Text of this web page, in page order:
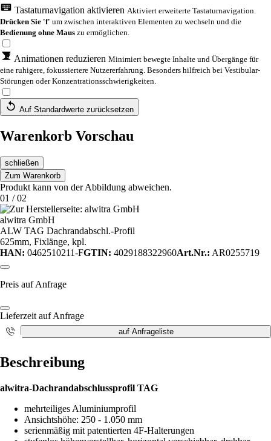
Tastaturnavigation aktivieren Aktiviert erweiterte Tastaturnavigation.
Drücken Sie 'f' um zwischen interaktiven Elementen zu wechseln und die
Bedienung ohne Maus zu ermöglichen.
Animationen reduzieren Minimiert bewegte Inhalte und Übergänge für
eine ruhigere, fokussiertere Nutzererfahrung. Besonders hilfreich bei Vestibular-
Störungen oder Konzentrationsschwierigkeiten.
Auf Standardwerte zurücksetzen
Warenkorb Vorschau
schließen
Zum Warenkorb
Produkt kann von der Abbildung abweichen.
01 /02
alwitra GmbH
ALW TAG Dachrandabschl.-Profil
625mm, Fixlänge, kpl.
HAN: 0462510211-FGTIN: 4029188322960Art.Nr.: AR0255719
Preis auf Anfrage
Lieferzeit auf Anfrage
auf Anfrageliste
Beschreibung
alwitra-Dachrandabschlussprofil TAG
mehrteiliges Aluminiumprofil
Ansichtshöhe: 250 - 1.050 mm
serienmäßig mit patentierten 4F-Halterungen